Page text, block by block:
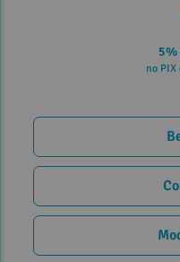
5%
no PIX